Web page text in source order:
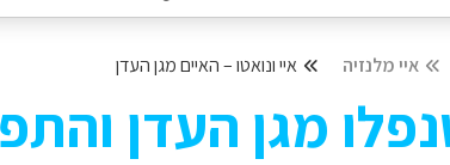
איי מלנזיה איי ונואטו – האיים מגן העדן
מגן העדן